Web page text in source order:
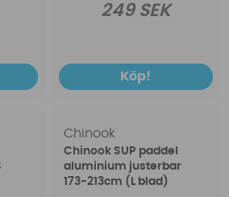
249 SEK
Köp!
Chinook
Chinook SUP paddel
aluminium justerbar
173-213cm (L blad)